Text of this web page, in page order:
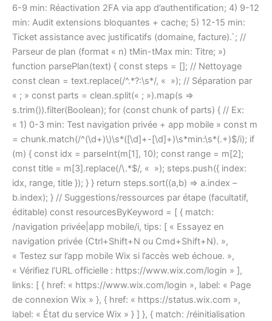
6-9 min: Réactivation 2FA via app d’authentification; 4) 9-12
min: Audit extensions bloquantes + cache; 5) 12-15 min:
Ticket assistance avec justificatifs (domaine, facture).`; //
Parseur de plan (format « n) tMin-tMax min: Titre; »)
function parsePlan(text) { const steps = []; // Nettoyage
const clean = text.replace(/^.*?:\s*/, « »); // Séparation par
« ; » const parts = clean.split(« ; »).map(s =>
s.trim()).filter(Boolean); for (const chunk of parts) { // Ex:
« 1) 0-3 min: Test navigation privée + app mobile » const m
= chunk.match(/^(\d+)\)\s*([\d]+-[\d]+)\s*min:\s*(.+)$/i); if
(m) { const idx = parseInt(m[1], 10); const range = m[2];
const title = m[3].replace(/\.*$/, « »); steps.push({ index:
idx, range, title }); } } return steps.sort((a,b) => a.index –
b.index); } // Suggestions/ressources par étape (facultatif,
éditable) const resourcesByKeyword = [ { match:
/navigation privée|app mobile/i, tips: [ « Essayez en
navigation privée (Ctrl+Shift+N ou Cmd+Shift+N). »,
« Testez sur l’app mobile Wix si l’accès web échoue. »,
« Vérifiez l’URL officielle : https://www.wix.com/login » ],
links: [ { href: « https://www.wix.com/login », label: « Page
de connexion Wix » }, { href: « https://status.wix.com »,
label: « État du service Wix » } ] }, { match: /réinitialisation